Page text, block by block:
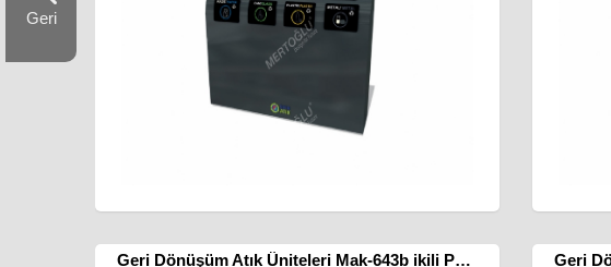
Geri
Geri Dönüşüm Atık Üniteleri Mak-643b ikili Poşetli Geri